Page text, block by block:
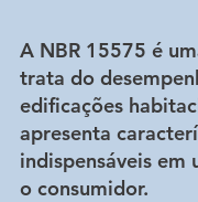
A NBR 15575 é
trata do
edificações
apresenta
indispensáveis em
o consumidor.